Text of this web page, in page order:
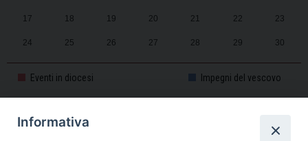
17 18 19 20 21 22 23
24 25 26 27 28 29 30
31 1 2 3 4 5 6
Eventi in diocesi Impegni del vescovo
CALENDARIO PASTORALE 2025-2026
Informativa